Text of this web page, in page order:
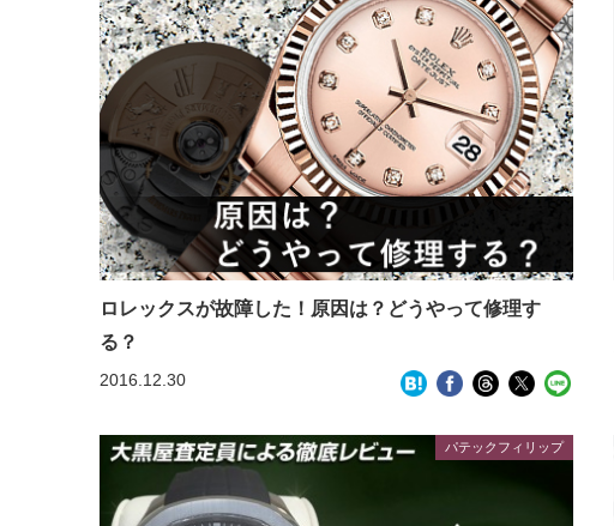
ロレックスが故障した！原因は？どうやって修理す
る？
2016.12.30
パテックフィリップ